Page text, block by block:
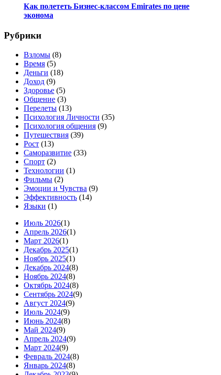
Как полететь Бизнес-классом Emirates по цене
эконома
Рубрики
Взломы (8)
Время (5)
Деньги (18)
Доход (9)
Здоровье (5)
Общение (3)
Перелеты (13)
Психология Личности (35)
Психология общения (9)
Путешествия (39)
Рост (13)
Саморазвитие (33)
Спорт (2)
Технологии (1)
Фильмы (2)
Эмоции и Чувства (9)
Эффективность (14)
Языки (1)
Июль 2026(1)
Апрель 2026(1)
Март 2026(1)
Декабрь 2025(1)
Ноябрь 2025(1)
Декабрь 2024(8)
Ноябрь 2024(8)
Октябрь 2024(8)
Сентябрь 2024(9)
Август 2024(9)
Июль 2024(9)
Июнь 2024(8)
Май 2024(9)
Апрель 2024(9)
Март 2024(9)
Февраль 2024(8)
Январь 2024(8)